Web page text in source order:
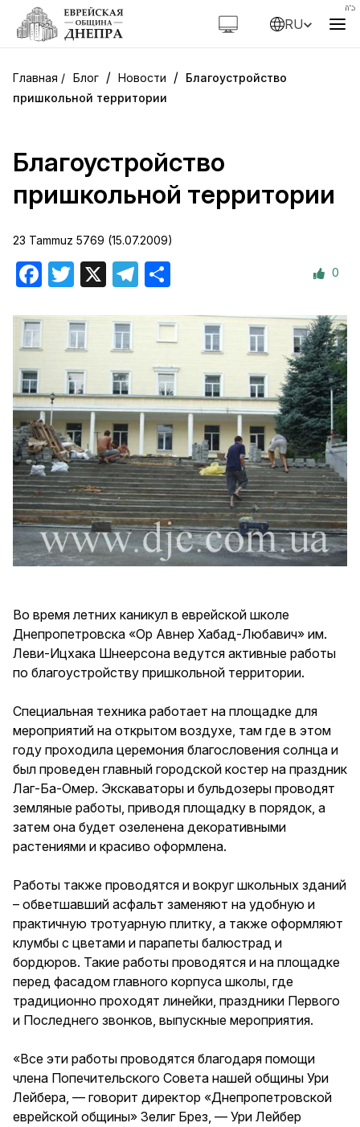
RU
Блог / Новости / Благоустройство
пришкольной территории
Благоустройство
пришкольной территории
23 Tammuz 5769 (15.07.2009)
Facebook
Twitter Telegram 0
Во время летних каникул в еврейской школе
Днепропетровска «Ор Авнер Хабад-Любавич» им.
Леви-Ицхака Шнеерсона ведутся активные работы
по благоустройству пришкольной территории.
Специальная техника работает на площадке для
мероприятий на открытом воздухе, там где в этом
году проходила церемония благословения солнца и
был проведен главный городской костер на праздник
Лаг-Ба-Омер. Экскаваторы и бульдозеры проводят
земляные работы, приводя площадку в порядок, а
затем она будет озеленена декоративными
растениями и красиво оформлена.
Работы также проводятся и вокруг школьных зданий
– обветшавший асфальт заменяют на удобную и
практичную тротуарную плитку, а также оформляют
клумбы с цветами и парапеты балюстрад и
бордюров. Такие работы проводятся и на площадке
перед фасадом главного корпуса школы, где
традиционно проходят линейки, праздники Первого
и Последнего звонков, выпускные мероприятия.
«Все эти работы проводятся благодаря помощи
члена Попечительского Совета нашей общины Ури
Лейбера, — говорит директор «Днепропетровской
еврейской общины» Зелиг Брез, — Ури Лейбер